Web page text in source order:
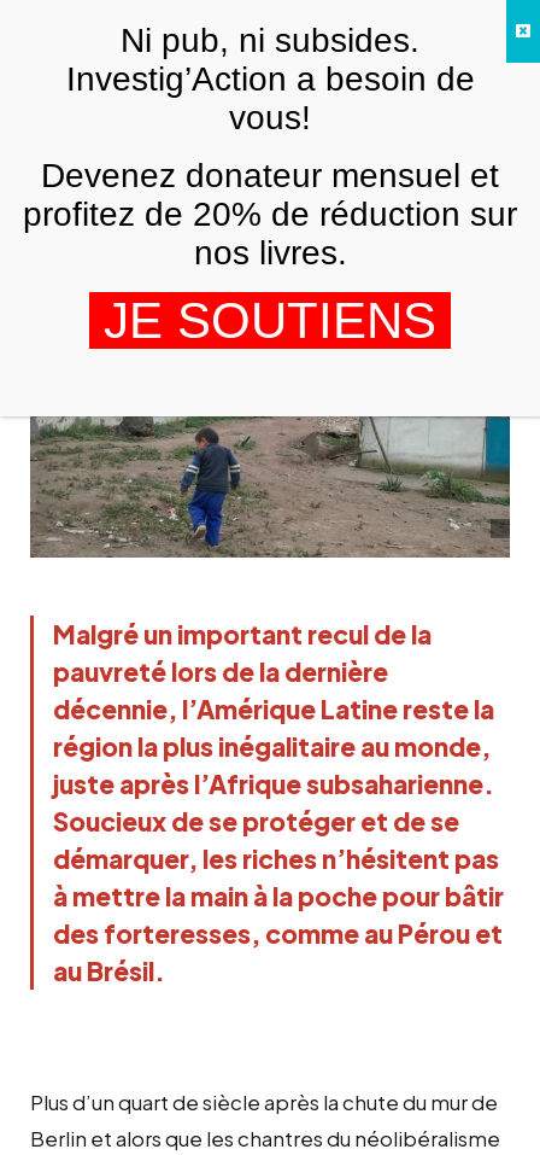
En Amérique Latine, les « murs de la
honte »
29 DÉCEMBRE 2015
Malgré un important recul de la
pauvreté lors de la dernière
décennie, l’Amérique Latine reste la
région la plus inégalitaire au monde,
juste après l’Afrique subsaharienne.
Soucieux de se protéger et de se
démarquer, les riches n’hésitent pas
à mettre la main à la poche pour bâtir
des forteresses, comme au Pérou et
au Brésil.
Plus d’un quart de siècle après la chute du mur de
Berlin et alors que les chantres du néolibéralisme
FRNi pub, ni subsides.
Investig’Action a besoin de
vous!
Devenez donateur mensuel et
profitez de 20% de réduction sur
nos livres.
JE SOUTIENS